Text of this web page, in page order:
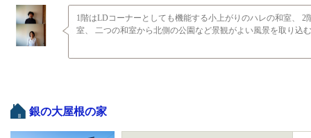
1階はLDコーナーとしても機能する小上がりのハレの和室、 2
室、 二つの和室から北側の公園など景観がよい風景を取り込
銀の大屋根の家